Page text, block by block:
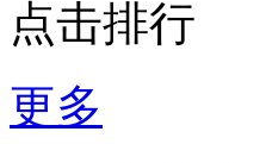
点击排行
更多